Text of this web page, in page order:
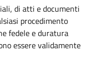
di atti e documenti
procedimento
fedele e duratura
essere validamente